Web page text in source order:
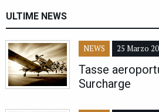
ULTIME NEWS
NEWS 25 Marzo
Tasse
Surcharge